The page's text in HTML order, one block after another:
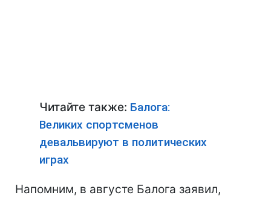
Читайте также: Балога:
Великих спортсменов
девальвируют в политических
играх
Напомним, в августе Балога заявил,